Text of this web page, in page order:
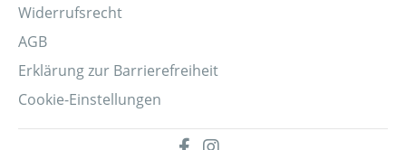
Widerrufsrecht
AGB
Erklärung zur Barrierefreiheit
Cookie-Einstellungen